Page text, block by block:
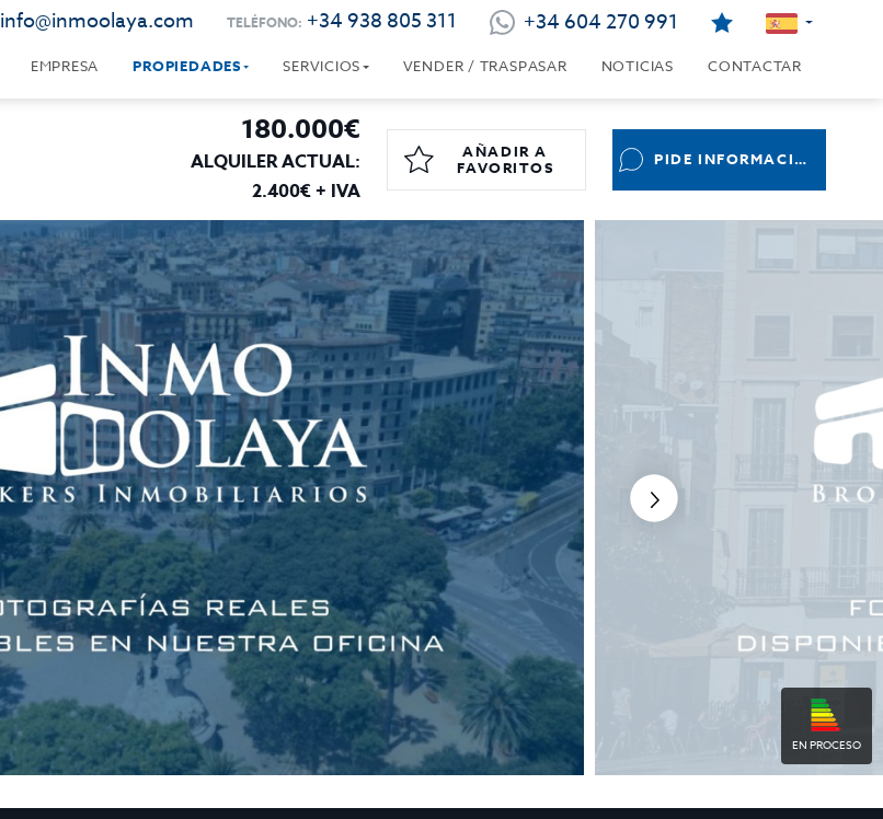
info@inmoolaya.com TELÉFONO: +34 938 805 311 +34 604 270 991
EMPRESA PROPIEDADES SERVICIOS VENDER / TRASPASAR NOTICIAS CONTACTAR
180.000€
ALQUILER ACTUAL:
2.400€ + IVA
AÑADIR A
FAVORITOS
PIDE INFORMACIÓN
EN PROCESO